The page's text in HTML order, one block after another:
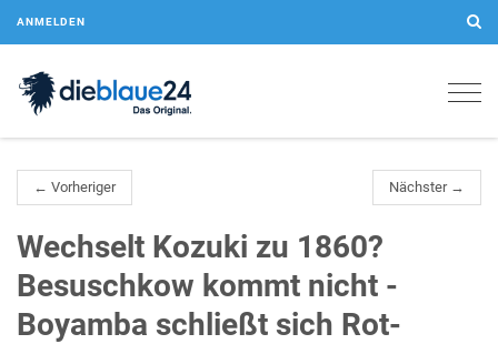
ANMELDEN
← Vorheriger Nächster →
Wechselt Kozuki zu 1860?
Besuschkow kommt nicht -
Boyamba schließt sich Rot-